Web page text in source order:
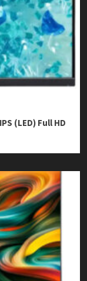
(LED) Full HD